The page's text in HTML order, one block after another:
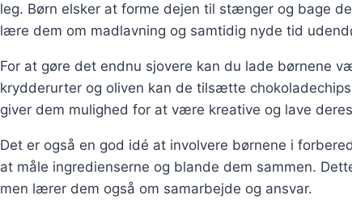
leg. Børn elsker at forme dejen til stænger og bage
lære dem om madlavning og samtidig nyde tid
For at gøre det endnu sjovere kan du lade børnene
krydderurter og oliven kan de tilsætte
giver dem mulighed for at være kreative og lave
Det er også en god idé at involvere børnene i
at måle ingredienserne og blande dem sammen.
men lærer dem også om samarbejde og ansvar.